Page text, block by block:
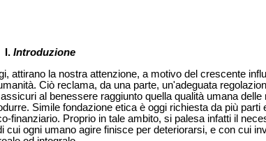
I. Introduzione
attirano la nostra attenzione, a motivo del crescente
Ciò reclama, da una parte, un'adeguata
al benessere raggiunto quella qualità umana delle
Simile fondazione etica è oggi richiesta da più parti
finanziario. Proprio in tale ambito, si palesa infatti il
ogni umano agire finisce per deteriorarsi, e con cui